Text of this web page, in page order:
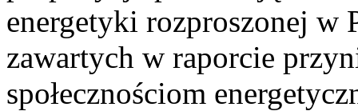
energetyki rozproszonej w
zawartych w raporcie
społecznościom